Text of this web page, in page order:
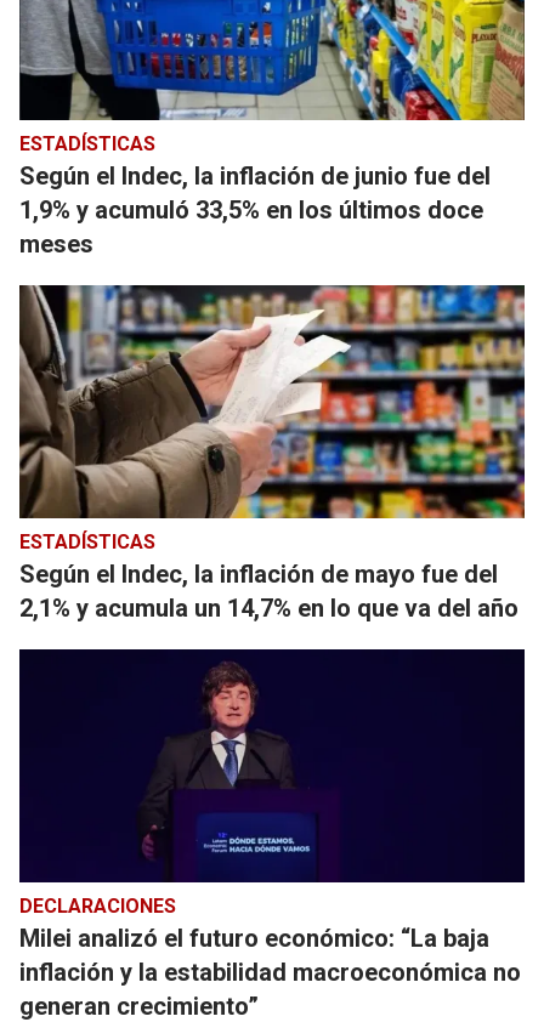
ESTADÍSTICAS
Según el Indec, la inflación de junio fue del
1,9% y acumuló 33,5% en los últimos doce
meses
ESTADÍSTICAS
Según el Indec, la inflación de mayo fue del
2,1% y acumula un 14,7% en lo que va del año
DECLARACIONES
Milei analizó el futuro económico: “La baja
inflación y la estabilidad macroeconómica no
generan crecimiento”